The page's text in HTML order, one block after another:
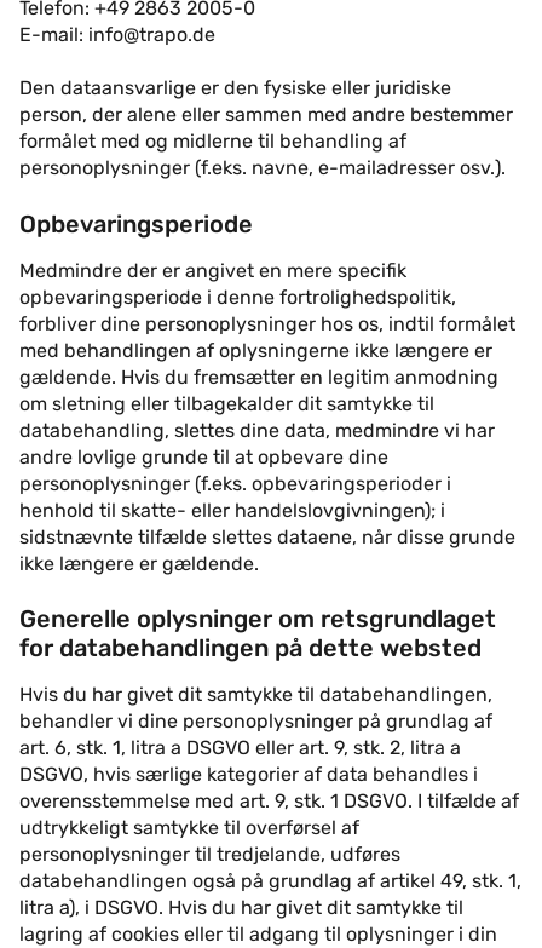
Telefon: +49 2863 2005-0
E-mail: info@trapo.de
Den dataansvarlige er den fysiske eller juridiske
person, der alene eller sammen med andre bestemmer
formålet med og midlerne til behandling af
personoplysninger (f.eks. navne, e-mailadresser osv.).
Opbevaringsperiode
Medmindre der er angivet en mere specifik
opbevaringsperiode i denne fortrolighedspolitik,
forbliver dine personoplysninger hos os, indtil formålet
med behandlingen af oplysningerne ikke længere er
gældende. Hvis du fremsætter en legitim anmodning
om sletning eller tilbagekalder dit samtykke til
databehandling, slettes dine data, medmindre vi har
andre lovlige grunde til at opbevare dine
personoplysninger (f.eks. opbevaringsperioder i
henhold til skatte- eller handelslovgivningen); i
sidstnævnte tilfælde slettes dataene, når disse grunde
ikke længere er gældende.
Generelle oplysninger om retsgrundlaget
for databehandlingen på dette websted
Hvis du har givet dit samtykke til databehandlingen,
behandler vi dine personoplysninger på grundlag af
art. 6, stk. 1, litra a DSGVO eller art. 9, stk. 2, litra a
DSGVO, hvis særlige kategorier af data behandles i
overensstemmelse med art. 9, stk. 1 DSGVO. I tilfælde af
udtrykkeligt samtykke til overførsel af
personoplysninger til tredjelande, udføres
databehandlingen også på grundlag af artikel 49, stk. 1,
litra a), i DSGVO. Hvis du har givet dit samtykke til
lagring af cookies eller til adgang til oplysninger i din